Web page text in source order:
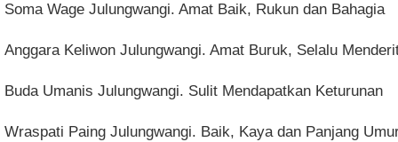
Soma Wage Julungwangi. Amat Baik, Rukun dan Bahagia
Anggara Keliwon Julungwangi. Amat Buruk, Selalu
Buda Umanis Julungwangi. Sulit Mendapatkan Keturunan
Wraspati Paing Julungwangi. Baik, Kaya dan Panjang